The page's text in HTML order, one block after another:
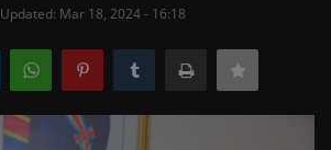
Updated: Mar 18, 2024 - 16:18